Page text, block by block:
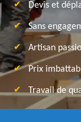
Devis et
Sans
Artisan
Prix
Travail de